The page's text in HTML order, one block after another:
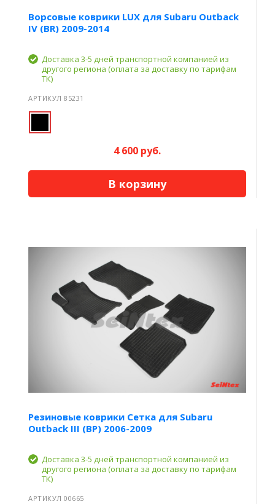
Ворсовые коврики LUX для Subaru Outback
IV (BR) 2009-2014
Доставка 3-5 дней транспортной компанией из
другого региона (оплата за доставку по тарифам
ТК)
АРТИКУЛ 85231
4 600 руб.
В корзину
Резиновые коврики Сетка для Subaru
Outback III (BP) 2006-2009
Доставка 3-5 дней транспортной компанией из
другого региона (оплата за доставку по тарифам
ТК)
АРТИКУЛ 00665